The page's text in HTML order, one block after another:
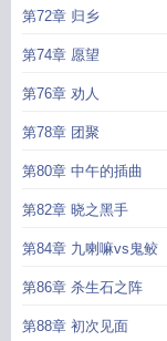
第72章 归乡
第74章 愿望
第76章 劝人
第78章 团聚
第80章 中午的插曲
第82章 晓之黑手
第84章 九喇嘛vs鬼鲛
第86章 杀生石之阵
第88章 初次见面